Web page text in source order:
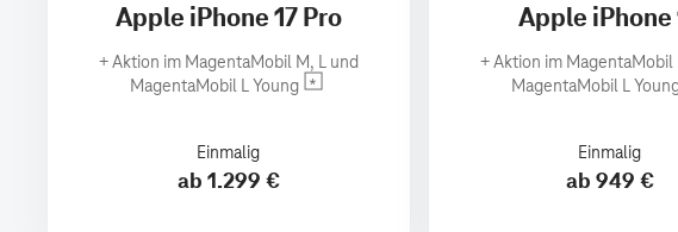
Apple iPhone 17 Pro
+Aktion im MagentaMobil M, L und
MagentaMobil L Young
Einmalig
ab 1.299 €
Apple iPhone
+Aktion im MagentaMobil
MagentaMobil L
Einmalig
ab 949 €